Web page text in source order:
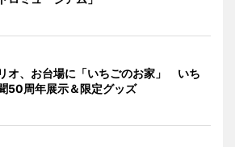
オ、お台場に「いちごのお家」 いち
50周年展示＆限定グッズ